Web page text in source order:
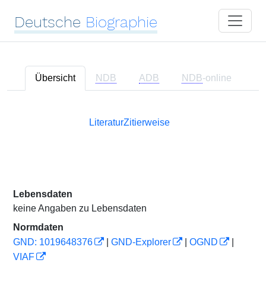
Deutsche Biographie
Übersicht NDB ADB NDB-online
LiteraturZitierweise
Lebensdaten
keine Angaben zu Lebensdaten
Normdaten
GND: 1019648376
GND-Explorer OGND
VIAF